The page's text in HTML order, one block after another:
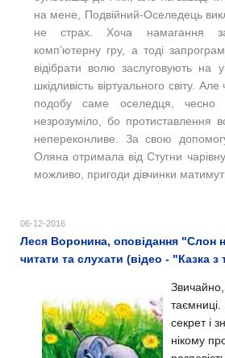
на мене, Подвійний-Оселедець
не страх. Хоча намагання
комп’ютерну гру, а тоді
відібрати волю заслуговують на
шкідливість віртуального світу.
подобу саме оселедця, чесно
незрозуміло, бо протиставлення
непереконливе. За свою
Оляна отримала від Стугни
можливо, пригоди дівчинки
06-12-2016
Леся Воронина, оповідання "Слон
читати та слухати (відео - "Казка з
секрет і
нікому